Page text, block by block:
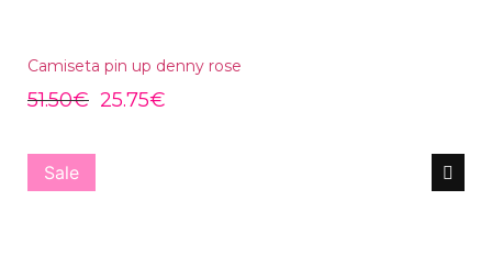
Camiseta pin up denny rose
51.50€ 25.75€
Sale